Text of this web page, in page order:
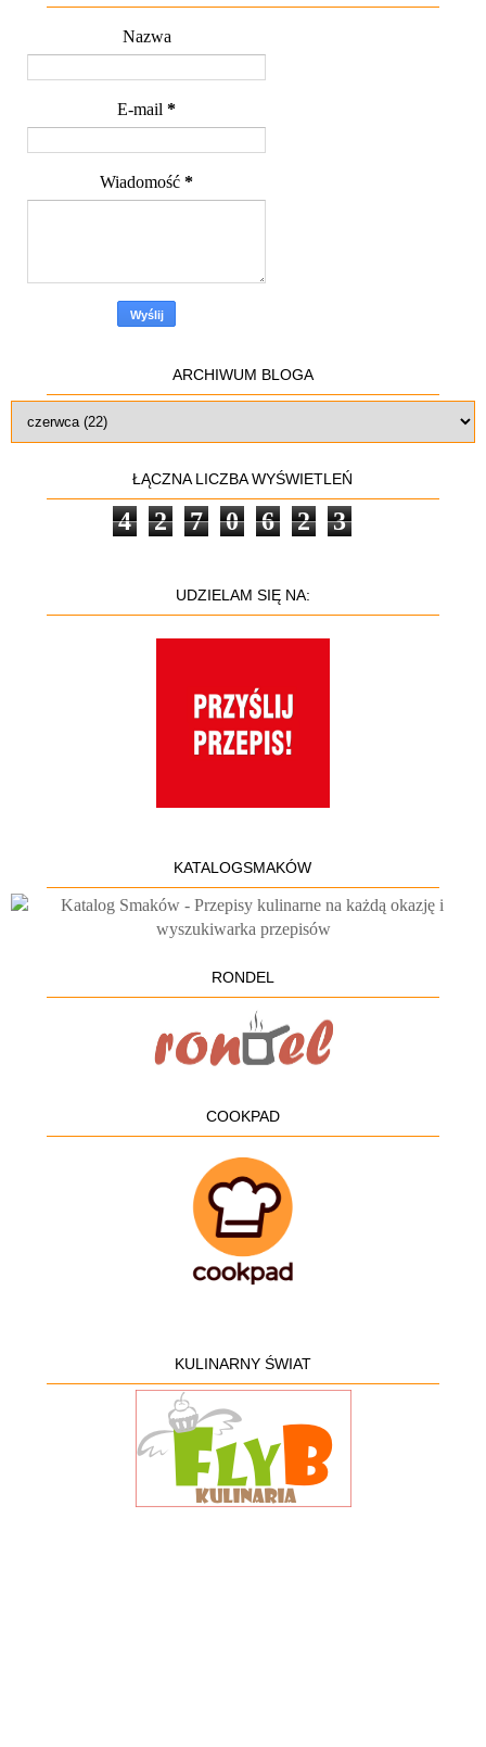
Nazwa
E-mail *
Wiadomość *
ARCHIWUM BLOGA
ŁĄCZNA LICZBA WYŚWIETLEŃ
4 2 7 0 6 2 3
UDZIELAM SIĘ NA:
KATALOGSMAKÓW
RONDEL
COOKPAD
KULINARNY ŚWIAT